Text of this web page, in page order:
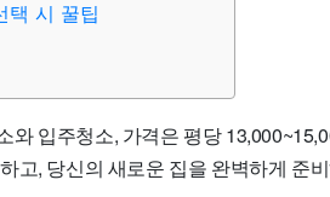
택 시 꿀팁
와 입주청소, 가격은 평당
고, 당신의 새로운 집을 완벽하게 준